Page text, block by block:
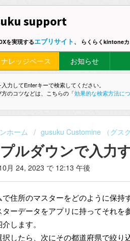
support
を実現するエブリサイト 、 らくらくkintone
ナレッジベース お知らせ
力してEnterキーで検索してください。
のコツなどは、こちらの「効果的な検索方法に
ホーム gusuku Customine （グス
ルダウンで入力
月 24, 2023 で 12:13 午後
住所のマスターをどのように保持
ターデータをアプリに持ってそれ
します。
択したら、次にその都道府県で絞り